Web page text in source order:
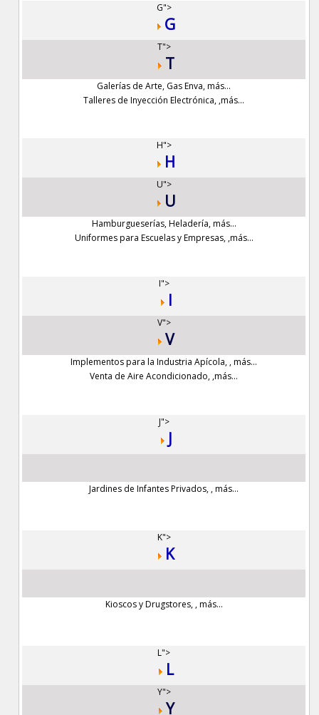
G">
G
T">
T
Galerías de Arte, Gas Enva,más...
Talleres de Inyección Electrónica, ,más...
H">
H
U">
U
Hamburgueserías,Heladería,más...
Uniformes para Escuelas y Empresas, ,más...
I">
I
V">
V
Implementos para la Industria Apícola, ,más...
Venta de Aire Acondicionado, ,más...
J">
J
Jardines de Infantes Privados, ,más...
K">
K
Kioscos y Drugstores, ,más...
L">
L
Y">
Y